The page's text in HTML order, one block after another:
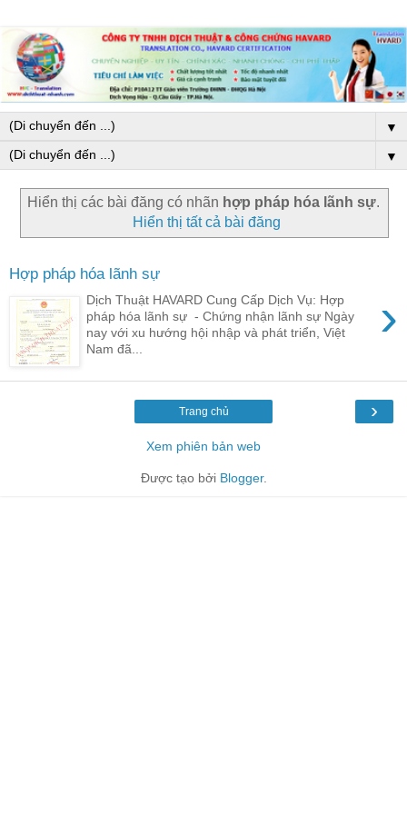
▼
▼
Hiển thị các bài đăng có nhãn hợp pháp hóa lãnh sự.
Hiển thị tất cả bài đăng
Hợp pháp hóa lãnh sự
›
Dịch Thuật HAVARD Cung Cấp Dịch Vụ: Hợp
pháp hóa lãnh sự - Chứng nhận lãnh sự Ngày
nay với xu hướng hội nhập và phát triển, Việt
Nam đã...
›
Trang chủ
Xem phiên bản web
Được tạo bởi Blogger.